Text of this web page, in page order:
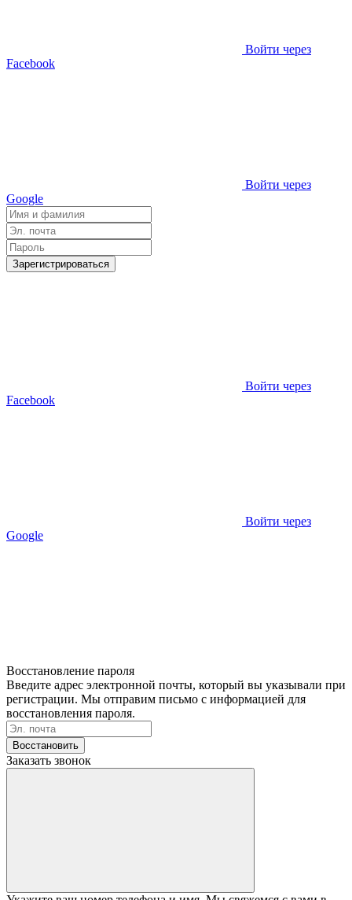
Войти через
Facebook
Войти через
Google
Зарегистрироваться
Войти через
Facebook
Войти через
Google
Восстановление пароля
Введите адрес электронной почты, который вы указывали при
регистрации. Мы отправим письмо с информацией для
восстановления пароля.
Восстановить
Заказать звонок